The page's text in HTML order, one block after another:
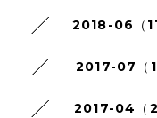
2018-06（11
2017-07（1
2017-04（2